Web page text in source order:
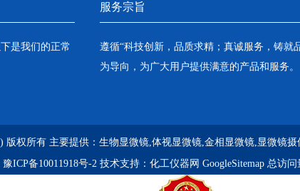
是我们的正常
服务宗旨
遵循“科技创新，品质求精；真诚服务，铸就
为导向，为广大用户提供满意的产品和服务。
版权所有 主要提供： 生物显微镜,体视显微镜,金相显微镜,显微镜
豫ICP备10011918号-2技术支持： 化工仪器网 GoogleSitemap总访问